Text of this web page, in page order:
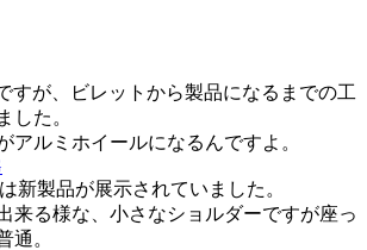
すが、ビレットから製品になるまでの工
した。
アルミホイールになるんですよ。
新製品が展示されていました。
来る様な、小さなショルダーですが座っ
通。